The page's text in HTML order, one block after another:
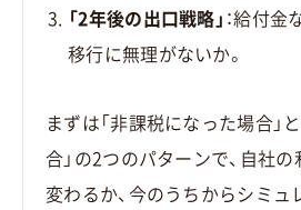
「2年後の出口戦略」 ：給付金
移行に無理がないか。
まずは「非課税になった場合」
合」の2つのパターンで、自社
変わるか、今のうちからシミュ